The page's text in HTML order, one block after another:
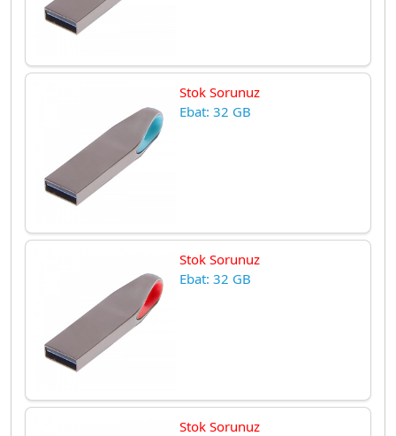
Stok Sorunuz
Ebat: 32 GB
Stok Sorunuz
Ebat: 32 GB
Stok Sorunuz